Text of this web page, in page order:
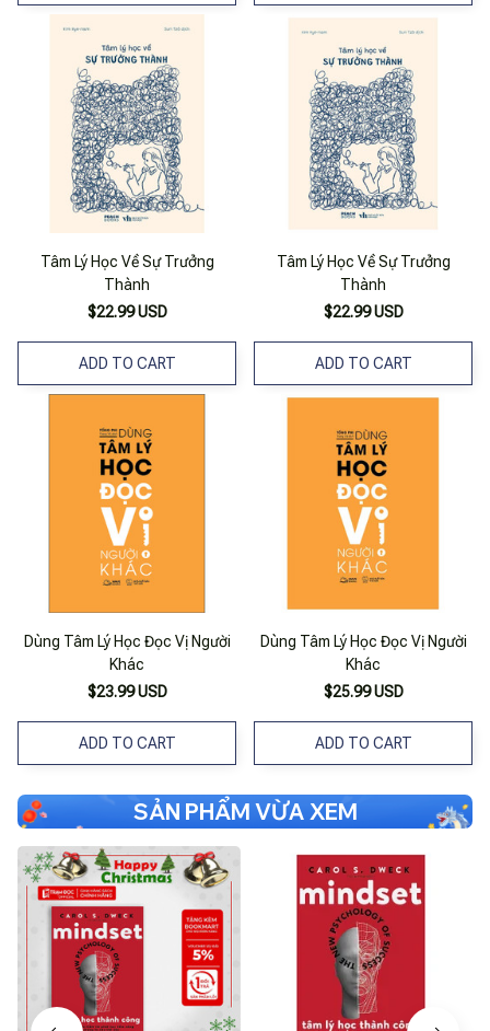
Tâm Lý Học Về Sự Trưởng
Thành
$22.99 USD
ADD TO CART
Tâm Lý Học Về Sự Trưởng
Thành
$22.99 USD
ADD TO CART
Dùng Tâm Lý Học Đọc Vị Người
Khác
$23.99 USD
ADD TO CART
Dùng Tâm Lý Học Đọc Vị Người
Khác
$25.99 USD
ADD TO CART
SẢN PHẨM VỪA XEM